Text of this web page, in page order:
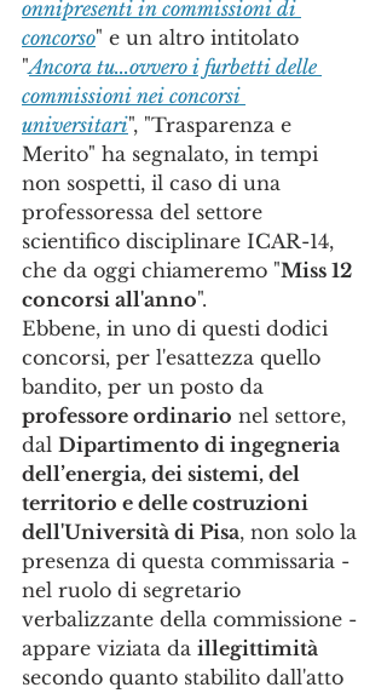
onnipresenti in commissioni di
concorso" e un altro intitolato
"Ancora tu...ovvero i furbetti delle
commissioni nei concorsi
universitari", "Trasparenza e
Merito" ha segnalato, in tempi
non sospetti, il caso di una
professoressa del settore
scientifico disciplinare ICAR-14,
che da oggi chiameremo "Miss 12
concorsi all'anno".
Ebbene, in uno di questi dodici
concorsi, per l'esattezza quello
bandito, per un posto da
professore ordinario nel settore,
dal Dipartimento di ingegneria
dell’energia, dei sistemi, del
territorio e delle costruzioni
dell'Università di Pisa, non solo la
presenza di questa commissaria -
nel ruolo di segretario
verbalizzante della commissione -
appare viziata da illegittimità
secondo quanto stabilito dall'atto